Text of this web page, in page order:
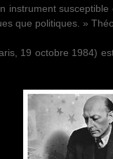
instrument
que politiques. »
19 octobre 1984)